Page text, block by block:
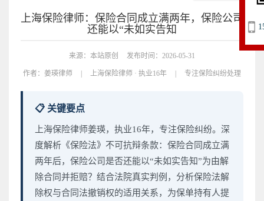
上海保险律师：保险合同成立满两年，保险公司
还能以“未如实告知
来源：本站原创 发布时间：2026-05-31
作者： 姜瑛律师 | 上海保险律师 · 执业16年 | 专注保险纠纷处理
📋 关键要点
上海保险律师姜瑛，执业16年，专注保险纠纷。深
度解析《保险法》不可抗辩条款：保险合同成立满
两年后，保险公司是否还能以“未如实告知”为由解
除合同并拒赔？结合法院真实判例，分析保险法解
除权与合同法撤销权的适用关系，为保单持有人提